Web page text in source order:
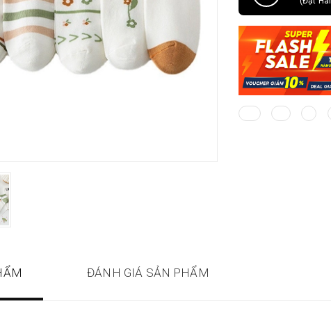
ĐÁNH GIÁ SẢN PHẨM